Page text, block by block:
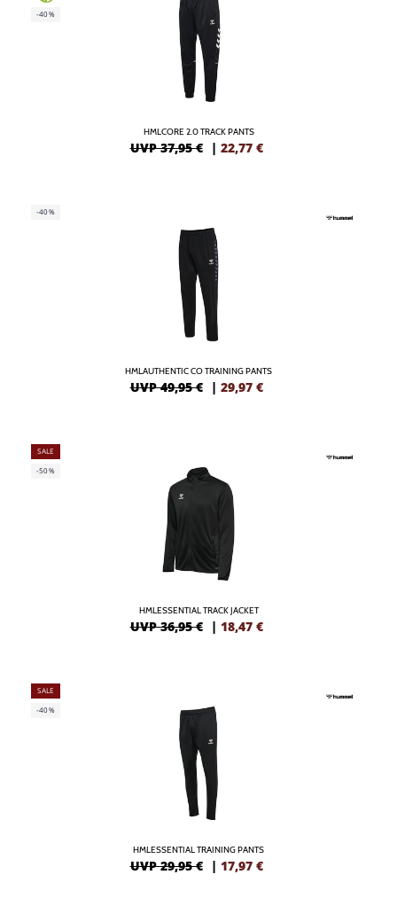
-40%
HMLCORE 2.0 TRACK PANTS
UVP 37,95 € | 22,77 €
-40%
HMLAUTHENTIC CO TRAINING PANTS
UVP 49,95 € | 29,97 €
SALE
-50%
HMLESSENTIAL TRACK JACKET
UVP 36,95 € | 18,47 €
SALE
-40%
HMLESSENTIAL TRAINING PANTS
UVP 29,95 € | 17,97 €